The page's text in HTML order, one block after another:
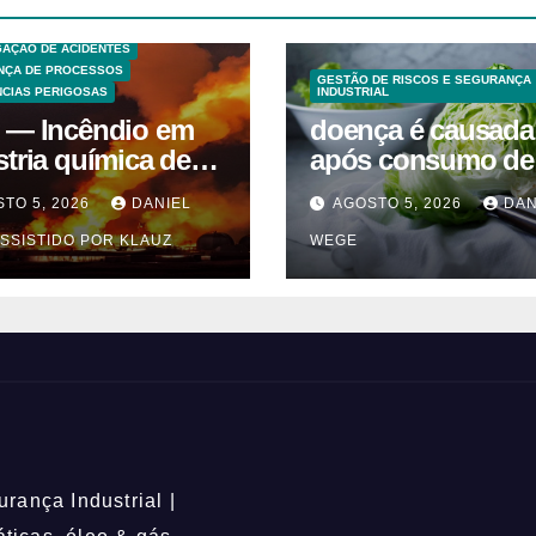
DE ACIDENTES
DE PROCESSOS
PERIGOSAS
— Incêndio em
química de
em
SP
Quema)
5, 2026 DANIEL
POR KLAUZ
GESTÃO DE RISCOS E SEGURANÇA
INDUSTRIAL
doença é causada
após consumo de
alface
AGOSTO 5, 2026
WEGE
Industrial |